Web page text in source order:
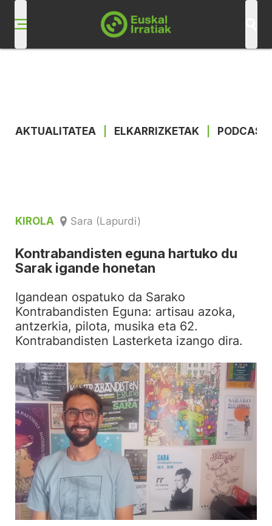
AKTUALITATEA ELKARRIZKETAK
KIROLA Sara (Lapurdi)
Kontrabandisten eguna hartuko du
Sarak igande honetan
Igandean ospatuko da Sarako
Kontrabandisten Eguna: artisau azoka,
antzerkia, pilota, musika eta 62.
Kontrabandisten Lasterketa izango dira.